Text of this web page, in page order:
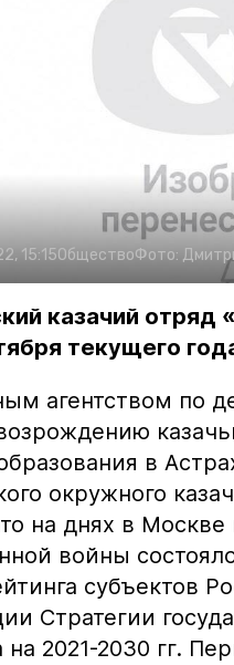
15:15ОбществоФото:
казачий отряд
текущего
агентством по
в
окружного
на днях в
войны
субъектов
Стратегии
на 2021-2030 гг.